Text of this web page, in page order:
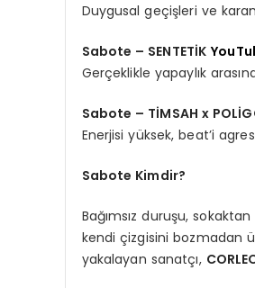
Duygusal geçişleri ve
Sabote – SENTETİK
Gerçeklikle yapaylık
Sabote – TİMSAH x
Enerjisi yüksek, beat’i
Sabote Kimdir?
Bağımsız duruşu,
kendi çizgisini bozmadan
yakalayan sanatçı,